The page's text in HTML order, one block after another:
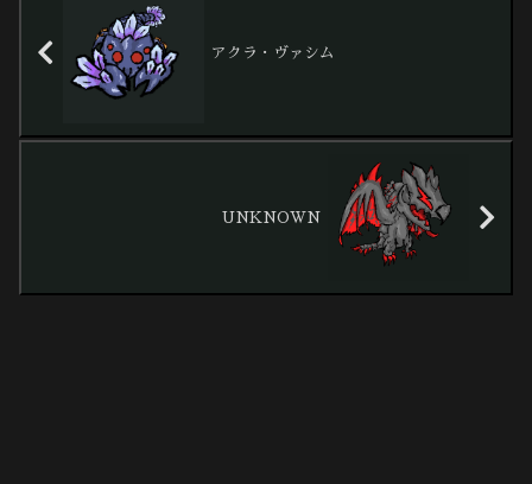
アクラ・ヴァシム
UNKNOWN